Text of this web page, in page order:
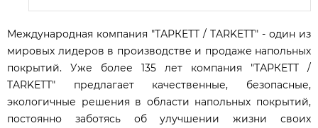
Международная компания "ТАРКЕТТ / TARKETT" - один из
мировых лидеров в производстве и продаже напольных
покрытий. Уже более 135 лет компания "ТАРКЕТТ /
TARKETT" предлагает качественные, безопасные,
экологичные решения в области напольных покрытий,
постоянно заботясь об улучшении жизни своих